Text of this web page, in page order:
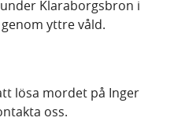
Klaraborgsbron i
yttre våld.
lösa mordet på Inger
oss.